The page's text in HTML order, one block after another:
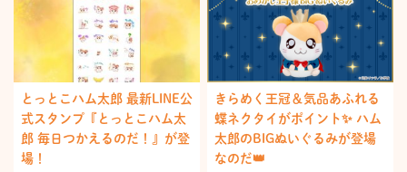
とっとこハム太郎 最新LINE公
式スタンプ『とっとこハム太
郎 毎日つかえるのだ！』が登
場！
きらめく王冠＆気品あふれる
蝶ネクタイがポイント✨ ハム
太郎のBIGぬいぐるみが登場
なのだ👑